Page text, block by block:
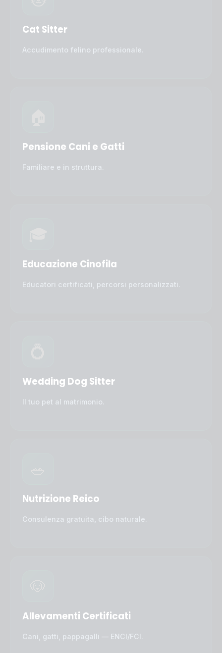
Cat Sitter
Accudimento felino professionale.
Pensione Cani e Gatti
Familiare e in struttura.
Educazione Cinofila
Educatori certificati, percorsi personalizzati.
Wedding Dog Sitter
Il tuo pet al matrimonio.
Nutrizione Reico
Consulenza gratuita, cibo naturale.
Allevamenti Certificati
Cani, gatti, pappagalli — ENCI/FCI.